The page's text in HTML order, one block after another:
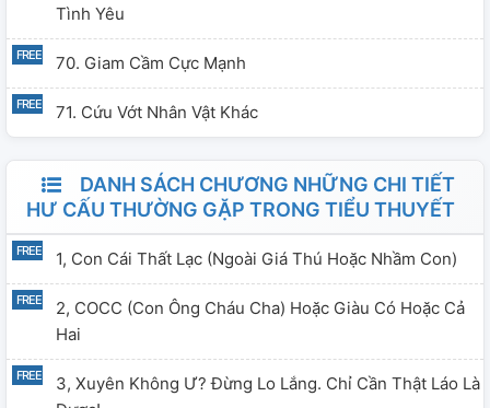
Tình Yêu
70. Giam Cầm Cực Mạnh
71. Cứu Vớt Nhân Vật Khác
DANH SÁCH CHƯƠNG NHỮNG CHI TIẾT
HƯ CẤU THƯỜNG GẶP TRONG TIỂU THUYẾT
1, Con Cái Thất Lạc (ngoài Giá Thú Hoặc Nhầm Con)
2, COCC (Con Ông Cháu Cha) Hoặc Giàu Có Hoặc Cả
Hai
3, Xuyên Không Ư? Đừng Lo Lắng. Chỉ Cần Thật Láo Là